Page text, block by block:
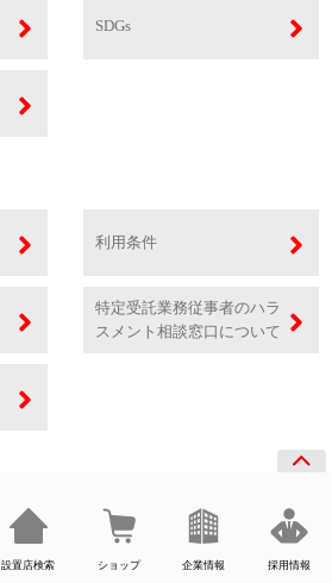
設置店検索 ショップ 企業情報 採用情報
SDGs
利用条件
特定受託業務従事者のハラ
スメント相談窓口について